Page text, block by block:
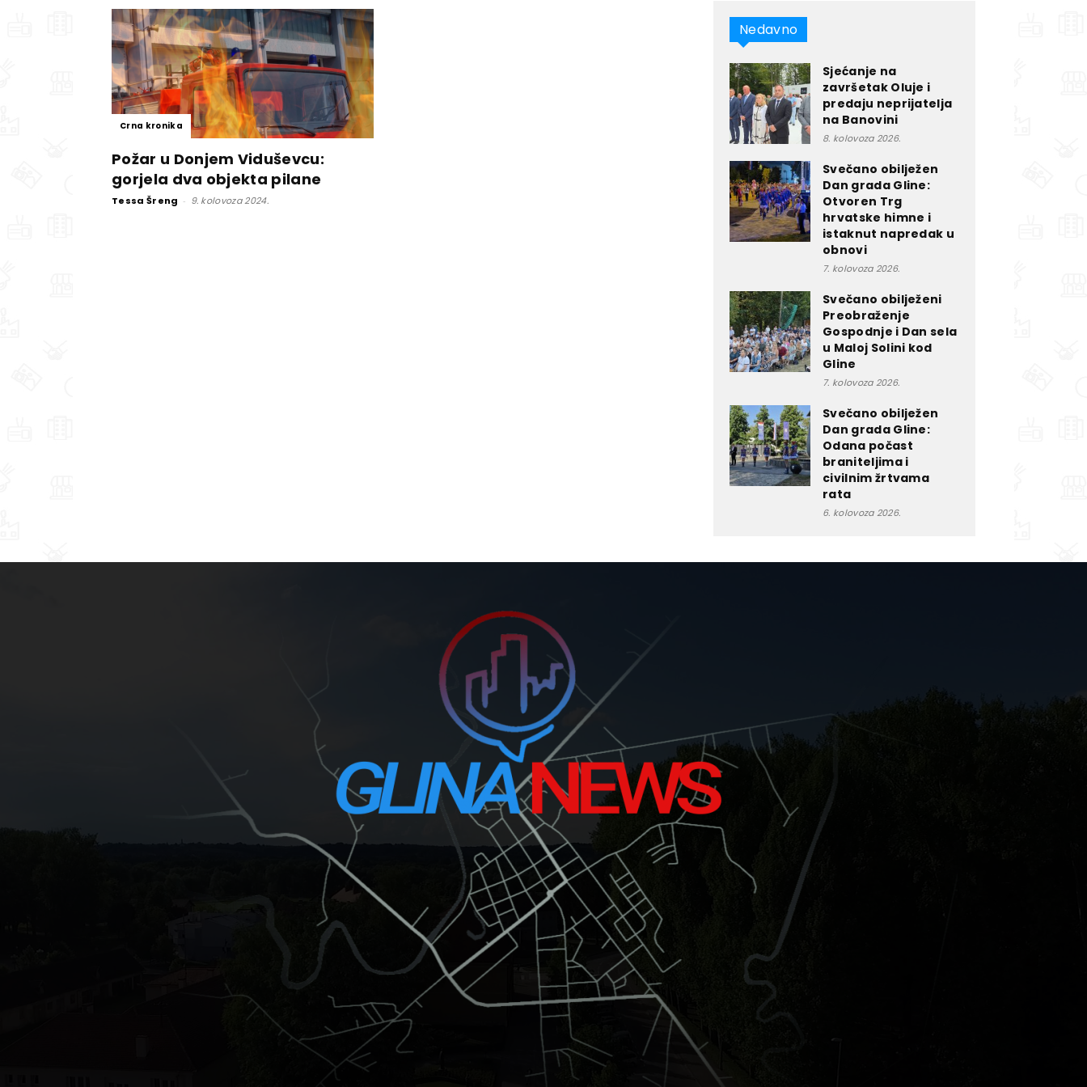
Crna kronika
Požar u Donjem Viduševcu:
gorjela dva objekta pilane
Tessa Šreng - 9. kolovoza 2024.
Nedavno
Sjećanje na
završetak Oluje i
predaju neprijatelja
na Banovini
8. kolovoza 2026.
Svečano obilježen
Dan grada Gline:
Otvoren Trg
hrvatske himne i
istaknut napredak u
obnovi
7. kolovoza 2026.
Svečano obilježeni
Preobraženje
Gospodnje i Dan sela
u Maloj Solini kod
Gline
7. kolovoza 2026.
Svečano obilježen
Dan grada Gline:
Odana počast
braniteljima i
civilnim žrtvama
rata
6. kolovoza 2026.